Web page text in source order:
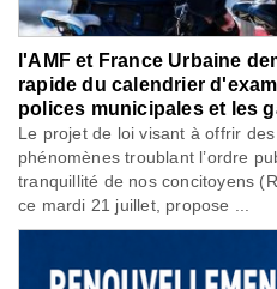
l'AMF et France Urbaine
rapide du calendrier
polices municipales et les
Le projet de loi visant à offrir
phénomènes troublant l’ordre
tranquillité de nos concitoyens
ce mardi 21 juillet, propose ...